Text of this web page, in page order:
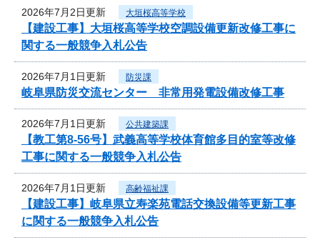
2026年7月2日更新 大垣桜高等学校
【建設工事】大垣桜高等学校空調設備更新改修工事に
関する一般競争入札公告
2026年7月1日更新 防災課
岐阜県防災交流センター 非常用発電設備改修工事
2026年7月1日更新 公共建築課
【教工第8-56号】武義高等学校体育館多目的室等改修
工事に関する一般競争入札公告
2026年7月1日更新 高齢福祉課
【建設工事】岐阜県立寿楽苑電話交換設備等更新工事
に関する一般競争入札公告